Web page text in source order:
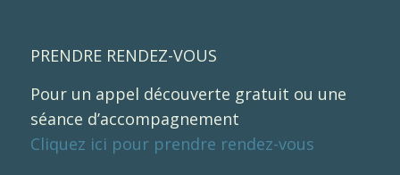
PRENDRE RENDEZ-VOUS
Pour un appel découverte gratuit ou une
séance d’accompagnement
Cliquez ici pour prendre rendez-vous